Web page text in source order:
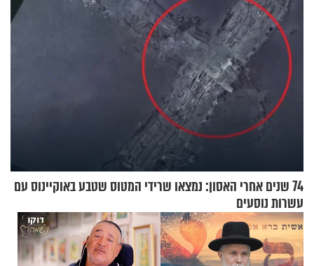
74 שנים אחרי האסון: נמצאו שרידי המטוס שטבע באוקיינוס עם
עשרות נוסעים